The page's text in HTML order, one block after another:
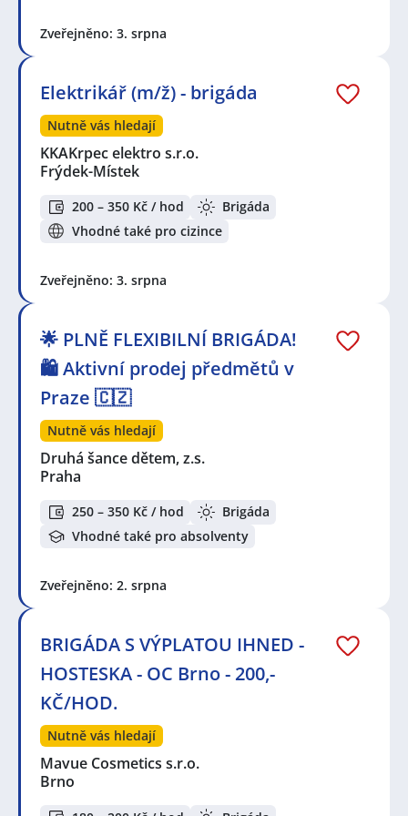
KPK sport s.r.o. Evolution CZ s.r.o.
Seznam lokalit v zobrazených inzerátech:
Celá ČR, Libeň, Praha
Zveřejněno: 3. srpna
Elektrikář (m/ž) - brigáda
Nutně vás hledají
KKAKrpec elektro s.r.o.
Frýdek-Místek
200 – 350 Kč / hod
Brigáda
Vhodné také pro cizince
Zveřejněno: 3. srpna
🌟 PLNĚ FLEXIBILNÍ BRIGÁDA!
🛍️ Aktivní prodej předmětů v
Praze 🇨🇿
Nutně vás hledají
Druhá šance dětem, z.s.
Praha
250 – 350 Kč / hod
Brigáda
Vhodné také pro absolventy
Zveřejněno: 2. srpna
BRIGÁDA S VÝPLATOU IHNED -
HOSTESKA - OC Brno - 200,-
KČ/HOD.
Nutně vás hledají
Mavue Cosmetics s.r.o.
Brno